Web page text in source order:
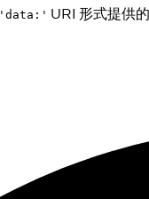
'data:' URI 形式提供